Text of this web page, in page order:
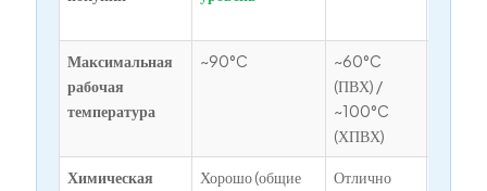
Максимальная
рабочая
температура
~90°C
~60°C
(ПВХ) /
~100°C
(ХПВХ)
Химическая
Хорошо (общие
Отлично